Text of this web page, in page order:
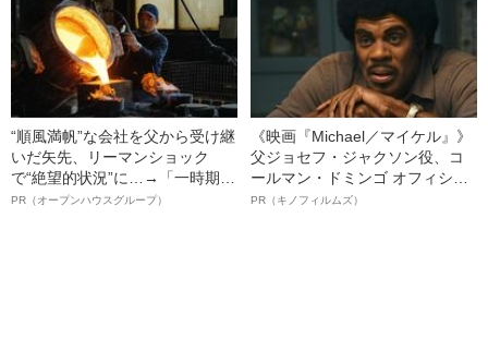
“順風満帆”な会社を父から受け継
いだ矢先、リーマンショック
で“絶望的状況”に…→「一時期は
納品3年待ち」のヒット商品を生
PR（オープンハウスグループ）
《映画『Michael／マイケル』》
父ジョセフ・ジャクソン役、コ
ールマン・ドミンゴ オフィシャ
ルインタビュー“観客を魅了した
PR（キノフィルムズ）